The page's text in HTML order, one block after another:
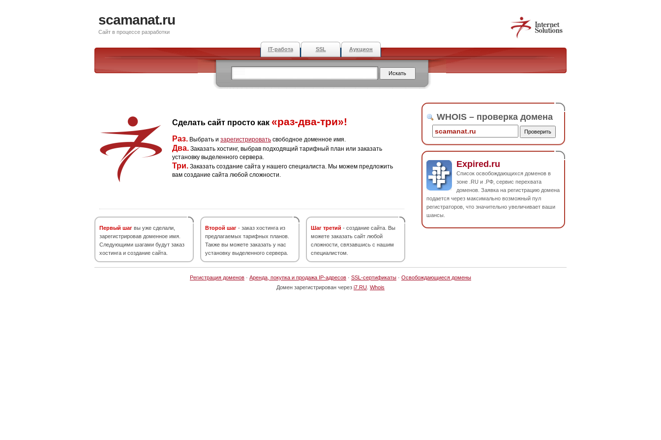
scamanat.ru
Сайт в процессе разработки
IT-работа SSL Аукцион
Сделать сайт просто как «раз-два-три»!
Раз. Выбрать и зарегистрировать свободное доменное имя.
Два. Заказать хостинг, выбрав подходящий тарифный план или заказать
установку выделенного сервера.
Три. Заказать создание сайта у нашего специалиста. Мы можем предложить
вам создание сайта любой сложности.
Первый шаг вы уже сделали,
зарегистрировав доменное имя.
Следующими шагами будут заказ
хостинга и создание сайта.
Второй шаг - заказ хостинга из
предлагаемых тарифных планов.
Также вы можете заказать у нас
установку выделенного сервера.
Шаг третий - создание сайта. Вы
можете заказать сайт любой
сложности, связавшись с нашим
специалистом.
WHOIS – проверка домена
Expired.ru
Список освобождающихся доменов в
зоне .RU и .РФ, сервис перехвата
доменов. Заявка на регистрацию домена
подается через максимально возможный пул
регистраторов, что значительно увеличивает ваши
шансы.
Регистрация доменов · Аренда, покупка и продажа IP-адресов · SSL-сертификаты · Освобождающиеся домены
Домен зарегистрирован через i7.RU Whois